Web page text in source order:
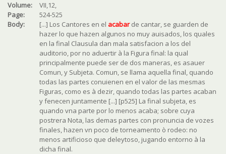
Volume:
VII,12,
Page:
524-525
Body:
[...] Los Cantores en el acabarde cantar, se guarden de
hazer lo que hazen algunos no muy auisados, los quales
en la final Clausula dan mala satisfacion a los del
auditorio, por no aduertir à la Figura final: la qual
principalmente puede ser de dos maneras, es asauer
Comun, y Subjeta. Comun, se llama aquella final, quando
todas las partes conuienen en el valor de las mesmas
Figuras, como es à dezir, quando todas las partes acaban
y fenecen juntamente [...] [p525] La final subjeta, es
quando vna parte por lo menos acaba; sobre cuya
postrera Nota, las demas partes con pronuncia de vozes
finales, hazen vn poco de torneamento ò rodeo: no
menos artificioso que deleytoso, jugando entorno à la
dicha final.